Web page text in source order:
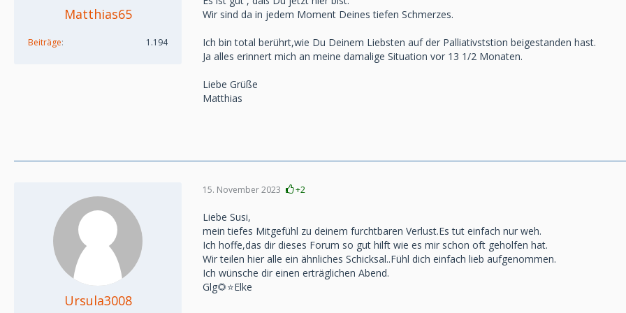
Matthias65
Beiträge 1.194
Wir sind da in jedem Moment Deines tiefen Schmerzes.
Ich bin total berührt,wie Du Deinem Liebsten auf der Palliativststion beigestanden hast.
Ja alles erinnert mich an meine damalige Situation vor 13 1/2 Monaten.
Liebe Grüße
Matthias
Ursula3008
15. November 2023 +2
Liebe Susi,
mein tiefes Mitgefühl zu deinem furchtbaren Verlust.Es tut einfach nur weh.
Ich hoffe,das dir dieses Forum so gut hilft wie es mir schon oft geholfen hat.
Wir teilen hier alle ein ähnliches Schicksal..Fühl dich einfach lieb aufgenommen.
Ich wünsche dir einen erträglichen Abend.
Glg🌻⭐️Elke